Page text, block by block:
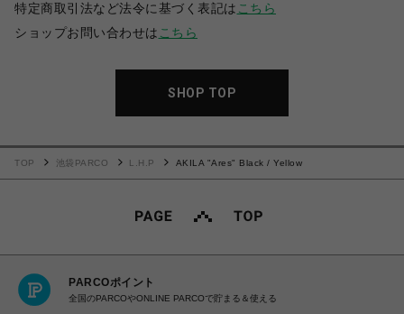
特定商取引法など法令に基づく表記は こちら
ショップお問い合わせは こちら
SHOP TOP
TOP 池袋PARCO L.H.P AKILA "Ares" Black / Yellow
PARCOポイント
全国のPARCOやONLINE PARCOで貯まる＆使える